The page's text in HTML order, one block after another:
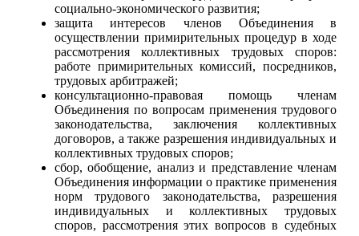
социально-экономического развития;
защита интересов членов Объединения в
осуществлении примирительных процедур в ходе
рассмотрения коллективных трудовых споров:
работе примирительных комиссий, посредников,
трудовых арбитражей;
консультационно-правовая помощь членам
Объединения по вопросам применения трудового
законодательства, заключения коллективных
договоров, а также разрешения индивидуальных и
коллективных трудовых споров;
сбор, обобщение, анализ и представление членам
Объединения информации о практике применения
норм трудового законодательства, разрешения
индивидуальных и коллективных трудовых
споров, рассмотрения этих вопросов в судебных